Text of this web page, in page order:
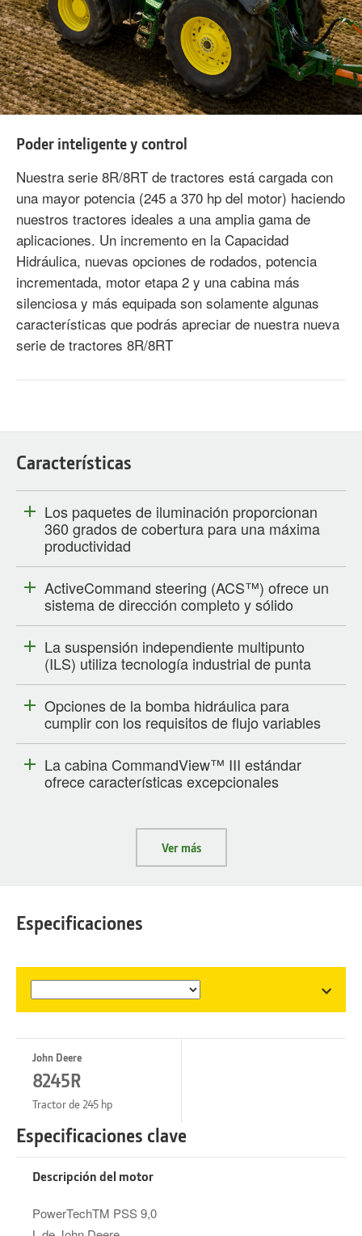
Poder inteligente y control
Nuestra serie 8R/8RT de tractores está cargada con
una mayor potencia (245 a 370 hp del motor) haciendo
nuestros tractores ideales a una amplia gama de
aplicaciones. Un incremento en la Capacidad
Hidráulica, nuevas opciones de rodados, potencia
incrementada, motor etapa 2 y una cabina más
silenciosa y más equipada son solamente algunas
características que podrás apreciar de nuestra nueva
serie de tractores 8R/8RT
Características
Los paquetes de iluminación proporcionan
360 grados de cobertura para una máxima
productividad
ActiveCommand steering (ACS™) ofrece un
sistema de dirección completo y sólido
La suspensión independiente multipunto
(ILS) utiliza tecnología industrial de punta
Opciones de la bomba hidráulica para
cumplir con los requisitos de flujo variables
La cabina CommandView™ III estándar
ofrece características excepcionales
Ver más
Especificaciones
John Deere
8245R
Tractor de 245 hp
Descripción del motor
PowerTechTM PSS 9,0
Especificaciones clave